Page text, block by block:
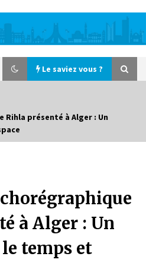
Le saviez vous ?
la circulation : 11 décès et 243
d’été pour un deuxième
autistes
Promenade des Sablettes : Mis en
automatiques
présenté à Alger : Un
à Alger : Un
temps et